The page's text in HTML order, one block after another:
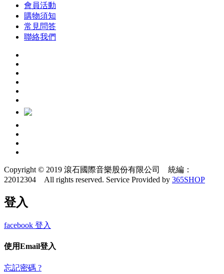
會員活動
購物須知
常見問答
聯絡我們
Copyright © 2019 滾石國際音樂股份有限公司 統編：
22012304 All rights reserved. Service Provided by 365SHOP
登入
facebook 登入
使用Email登入
忘記密碼 ?